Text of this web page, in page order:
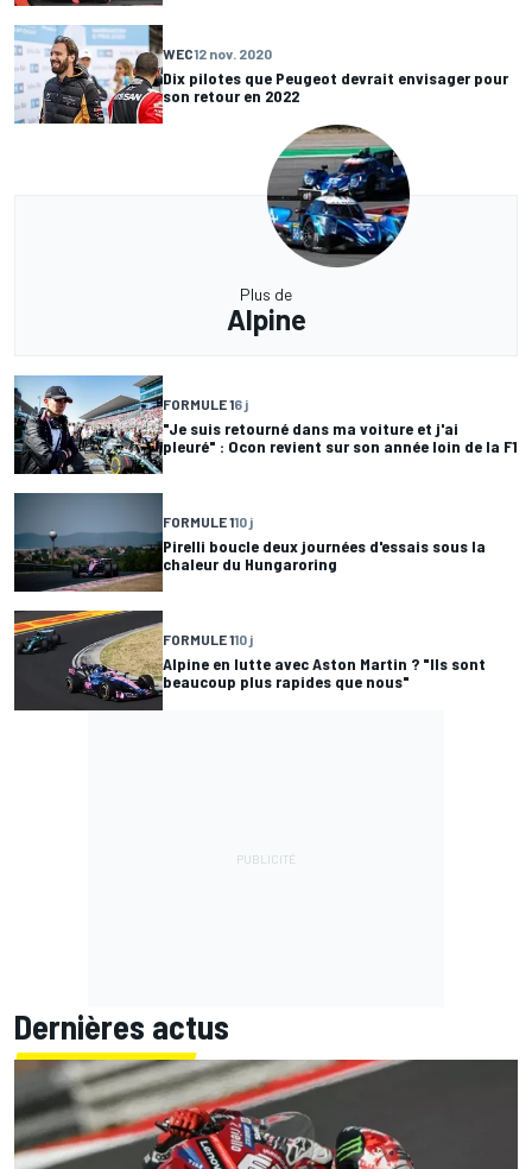
WEC12 nov. 2020
Dix pilotes que Peugeot devrait envisager pour
son retour en 2022
Plus de
Alpine
FORMULE 16 j
"Je suis retourné dans ma voiture et j'ai
pleuré" : Ocon revient sur son année loin de la F1
FORMULE 110 j
Pirelli boucle deux journées d'essais sous la
chaleur du Hungaroring
FORMULE 110 j
Alpine en lutte avec Aston Martin ? "Ils sont
beaucoup plus rapides que nous"
Dernières actus